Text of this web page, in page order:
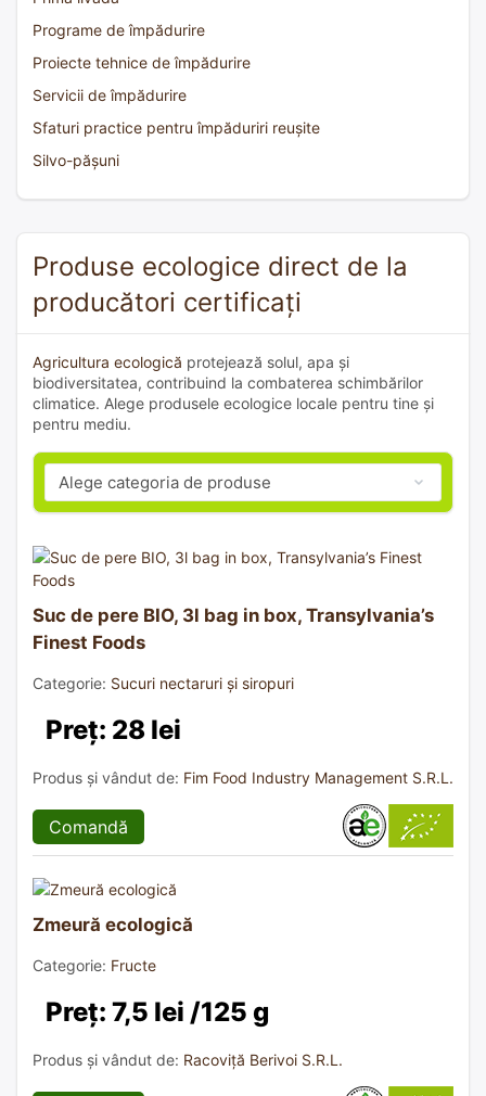
Programe de împădurire
Proiecte tehnice de împădurire
Servicii de împădurire
Sfaturi practice pentru împăduriri reușite
Silvo-pășuni
Produse ecologice direct de la
producători certificați
Agricultura ecologică protejează solul, apa și
biodiversitatea, contribuind la combaterea schimbărilor
climatice. Alege produsele ecologice locale pentru tine și
pentru mediu.
Suc de pere BIO, 3l bag in box, Transylvania’s
Finest Foods
Categorie: Sucuri nectaruri și siropuri
Preț: 28 lei
Produs și vândut de: Fim Food Industry Management S.R.L.
Comandă
Zmeură ecologică
Categorie: Fructe
Preț: 7,5 lei /125 g
Produs și vândut de: Racoviță Berivoi S.R.L.